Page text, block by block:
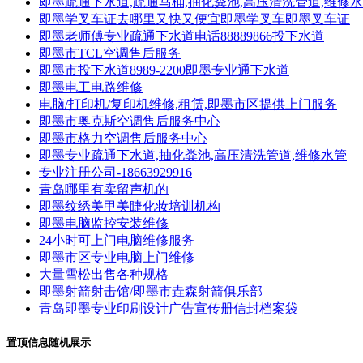
即墨学叉车证去哪里又快又便宜即墨学叉车即墨叉车证
即墨老师傅专业疏通下水道电话88889866投下水道
即墨市TCL空调售后服务
即墨市投下水道8989-2200即墨专业通下水道
即墨电工电路维修
电脑/打印机/复印机维修,租赁,即墨市区提供上门服务
即墨市奥克斯空调售后服务中心
即墨市格力空调售后服务中心
即墨专业疏通下水道,抽化粪池,高压清洗管道,维修水管
专业注册公司-18663929916
青岛哪里有卖留声机的
即墨纹绣美甲美睫化妆培训机构
即墨电脑监控安装维修
24小时可上门电脑维修服务
即墨市区专业电脑上门维修
大量雪松出售各种规格
即墨射箭射击馆/即墨市垚森射箭俱乐部
青岛即墨专业印刷设计广告宣传册信封档案袋
置顶信息随机展示